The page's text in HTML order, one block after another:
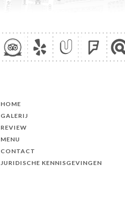
HOME
GALERIJ
REVIEW
MENU
CONTACT
JURIDISCHE KENNISGEVINGEN